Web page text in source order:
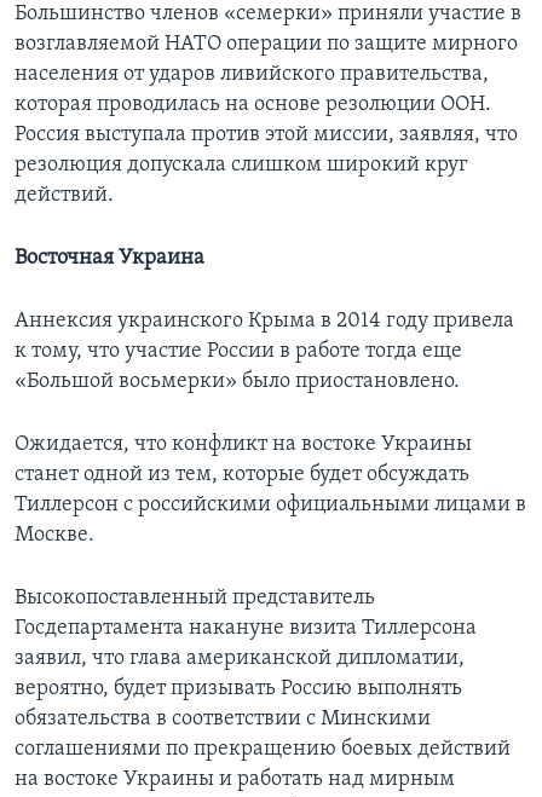
Большинство членов «семерки» приняли участие в
возглавляемой НАТО операции по защите мирного
населения от ударов ливийского правительства,
которая проводилась на основе резолюции ООН.
Россия выступала против этой миссии, заявляя, что
резолюция допускала слишком широкий круг
действий.
Восточная Украина
Аннексия украинского Крыма в 2014 году привела
к тому, что участие России в работе тогда еще
«Большой восьмерки» было приостановлено.
Ожидается, что конфликт на востоке Украины
станет одной из тем, которые будет обсуждать
Тиллерсон с российскими официальными лицами в
Москве.
Высокопоставленный представитель
Госдепартамента накануне визита Тиллерсона
заявил, что глава американской дипломатии,
вероятно, будет призывать Россию выполнять
обязательства в соответствии с Минскими
соглашениями по прекращению боевых действий
на востоке Украины и работать над мирным